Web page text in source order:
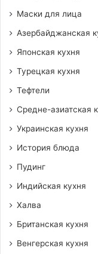
Маски для лица
Азербайджанская
Японская кухня
Турецкая кухня
Тефтели
Средне-азиатская
Украинская кухня
История блюда
Пудинг
Индийская кухня
Халва
Британская кухня
Венгерская кухня